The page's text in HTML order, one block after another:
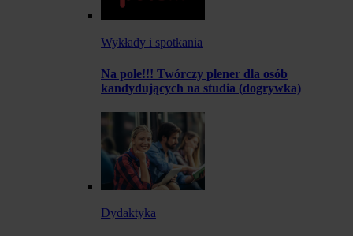
Wykłady i spotkania
Na pole!!! Twórczy plener dla osób
kandydujących na studia (dogrywka)
Dydaktyka